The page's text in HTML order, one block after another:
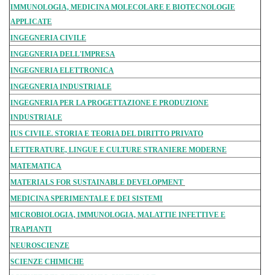
IMMUNOLOGIA, MEDICINA MOLECOLARE E BIOTECNOLOGIE
APPLICATE
INGEGNERIA CIVILE
INGEGNERIA DELL'IMPRESA
INGEGNERIA ELETTRONICA
INGEGNERIA INDUSTRIALE
INGEGNERIA PER LA PROGETTAZIONE E PRODUZIONE
INDUSTRIALE
IUS CIVILE. STORIA E TEORIA DEL DIRITTO PRIVATO
LETTERATURE, LINGUE E CULTURE STRANIERE MODERNE
MATEMATICA
MATERIALS FOR SUSTAINABLE DEVELOPMENT
MEDICINA SPERIMENTALE E DEI SISTEMI
MICROBIOLOGIA, IMMUNOLOGIA, MALATTIE INFETTIVE E
TRAPIANTI
NEUROSCIENZE
SCIENZE CHIMICHE